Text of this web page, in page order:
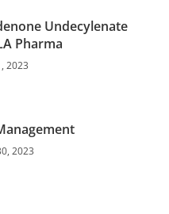
Undecylenate
Pharma
2023
2023